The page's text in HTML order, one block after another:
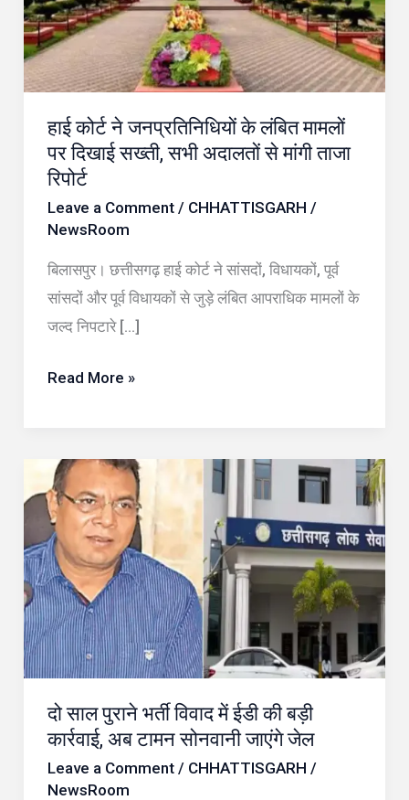
हाई कोर्ट ने जनप्रतिनिधियों के लंबित मामलों
पर दिखाई सख्ती, सभी अदालतों से मांगी ताजा
रिपोर्ट
Leave a Comment / CHHATTISGARH /
NewsRoom
बिलासपुर। छत्तीसगढ़ हाई कोर्ट ने सांसदों, विधायकों, पूर्व
सांसदों और पूर्व विधायकों से जुड़े लंबित आपराधिक मामलों के
जल्द निपटारे […]
लंबित
मामलों
पर
दिखाई
सख्ती,
सभी
अदालतों
से
Read More »
दो साल पुराने भर्ती विवाद में ईडी की बड़ी
कार्रवाई, अब टामन सोनवानी जाएंगे जेल
Leave a Comment / CHHATTISGARH /
NewsRoom
दो
साल
पुराने
भर्ती
विवाद
ईडी
की
बड़ी
कार्रवाई,
टामन